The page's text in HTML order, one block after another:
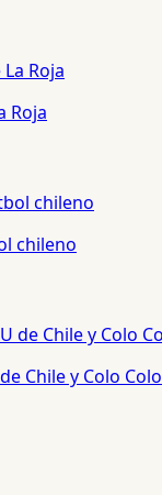
Roja
chileno
Chile y Colo Colo